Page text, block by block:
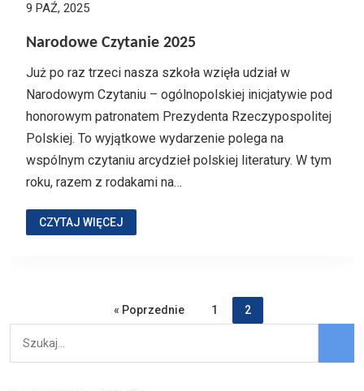
9 PAŹ, 2025
Narodowe Czytanie 2025
Już po raz trzeci nasza szkoła wzięła udział w
Narodowym Czytaniu – ogólnopolskiej inicjatywie pod
honorowym patronatem Prezydenta Rzeczypospolitej
Polskiej. To wyjątkowe wydarzenie polega na
wspólnym czytaniu arcydzieł polskiej literatury. W tym
roku, razem z rodakami na…
CZYTAJ WIĘCEJ
« Poprzednie 1 2